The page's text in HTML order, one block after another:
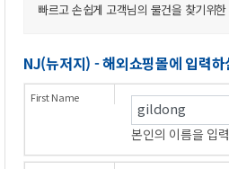
빠르고손쉽게고객님의물건을찾기위
NJ(뉴저지)-해외쇼핑몰에입력
본인의이름을입